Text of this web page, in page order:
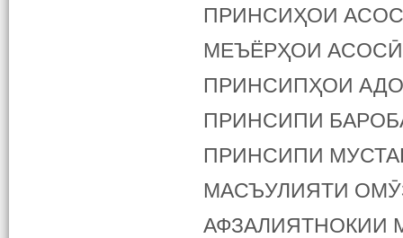
ПРИНСИҲОИ
МЕЪЁРҲОИ АСОСӢ
ПРИНСИПҲОИ
ПРИНСИПИ
ПРИНСИПИ
МАСЪУЛИЯТИ
АФЗАЛИЯТНОКИИ